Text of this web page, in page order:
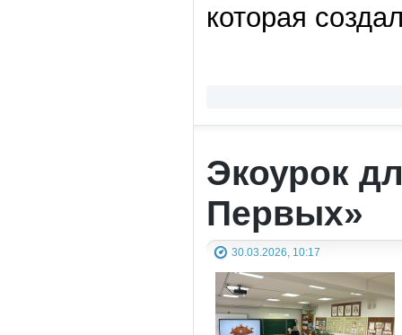
которая
Экоурок
Первых»
30.03.2026, 10:17